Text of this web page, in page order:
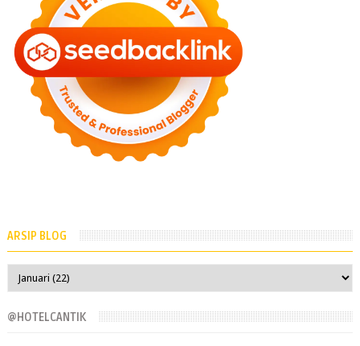
ARSIP BLOG
@HOTELCANTIK